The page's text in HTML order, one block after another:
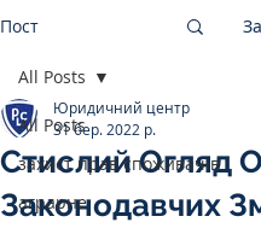
Пост
All Posts
захист прав споживачів
аграрне
All Posts
Стислий Огляд
Законодавчих
Юридичний центр
31 бер. 2022 р.